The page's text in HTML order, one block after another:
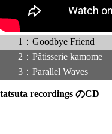
1：Goodbye Friend
2：Pâtisserie kamome
3：Parallel Waves
tatsuta recordings のCD